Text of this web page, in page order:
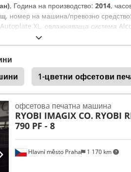
, Година на производство: 2014,
, номер на машина/превозно средство:
XL, овлажняваща система
4-4 или 8-0, отлична техническа
1-цветни офсетови
Hlavní město Praha 1 170 km
офсетовa печатнa машинa
RYOBI IMAGIX CO. RYOBI
790 PF - 8